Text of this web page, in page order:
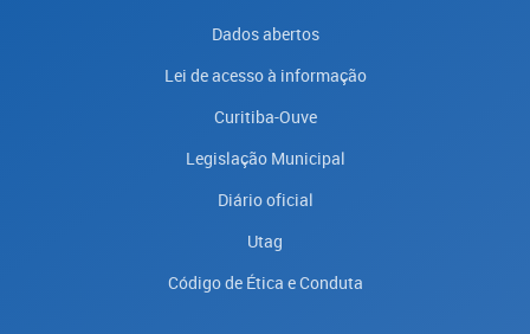
Dados abertos
Lei de acesso à informação
Curitiba-Ouve
Legislação Municipal
Diário oficial
Utag
Código de Ética e Conduta